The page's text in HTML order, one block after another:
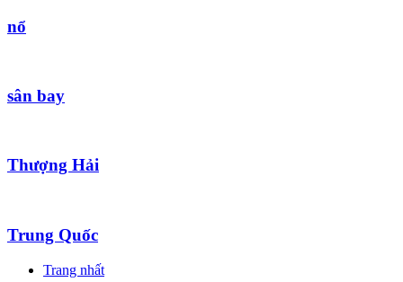
nổ
sân bay
Thượng Hải
Trung Quốc
Trang nhất